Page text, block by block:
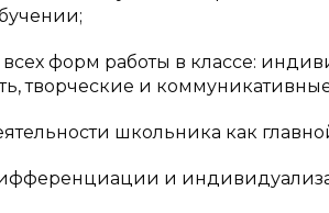
форм работы в классе:
творческие и
школьника как
и